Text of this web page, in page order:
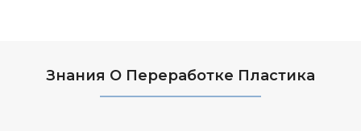
Знания О Переработке Пластика